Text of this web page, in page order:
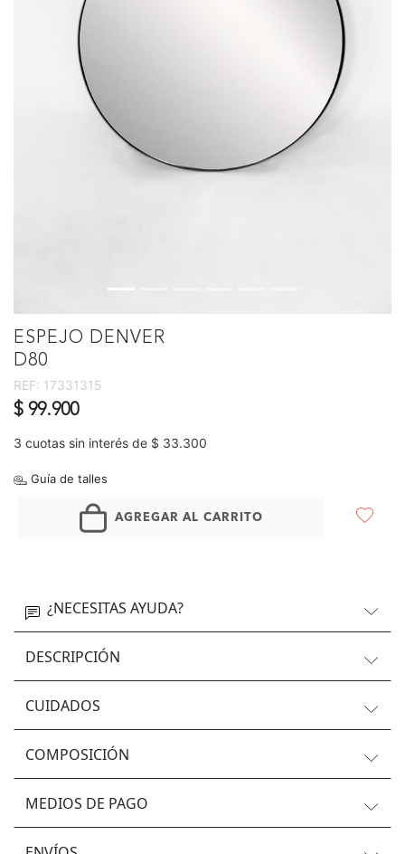
ESPEJO DENVER
D80
REF: 17331315
$ 99.900
3 cuotas sin interés de $ 33.300
Guía de talles
AGREGAR AL CARRITO
¿NECESITAS AYUDA?
DESCRIPCIÓN
CUIDADOS
COMPOSICIÓN
MEDIOS DE PAGO